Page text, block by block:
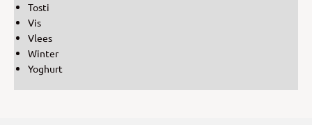
Tosti
Vis
Vlees
Winter
Yoghurt